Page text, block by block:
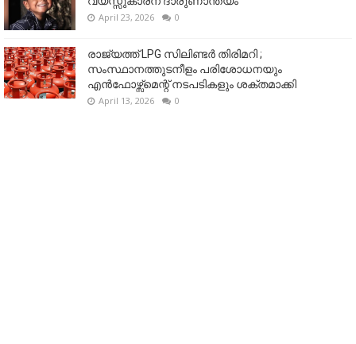
April 23, 2026 0
രാജ്യത്ത് LPG സിലിണ്ടർ തിരിമറി ;
സംസ്ഥാനത്തുടനീളം പരിശോധനയും
എൻഫോഴ്സ്മെന്റ് നടപടികളും ശക്തമാക്കി
April 13, 2026 0